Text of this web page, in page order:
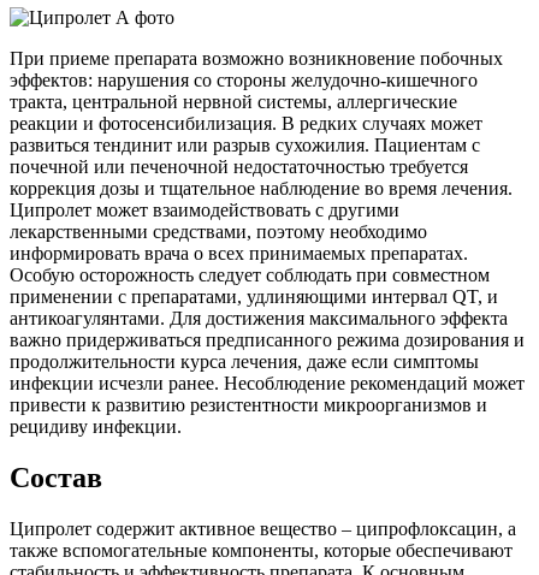
При приеме препарата возможно возникновение побочных
эффектов: нарушения со стороны желудочно-кишечного
тракта, центральной нервной системы, аллергические
реакции и фотосенсибилизация. В редких случаях может
развиться тендинит или разрыв сухожилия. Пациентам с
почечной или печеночной недостаточностью требуется
коррекция дозы и тщательное наблюдение во время лечения.
Ципролет может взаимодействовать с другими
лекарственными средствами, поэтому необходимо
информировать врача о всех принимаемых препаратах.
Особую осторожность следует соблюдать при совместном
применении с препаратами, удлиняющими интервал QT, и
антикоагулянтами. Для достижения максимального эффекта
важно придерживаться предписанного режима дозирования и
продолжительности курса лечения, даже если симптомы
инфекции исчезли ранее. Несоблюдение рекомендаций может
привести к развитию резистентности микроорганизмов и
рецидиву инфекции.
Состав
Ципролет содержит активное вещество – ципрофлоксацин, а
также вспомогательные компоненты, которые обеспечивают